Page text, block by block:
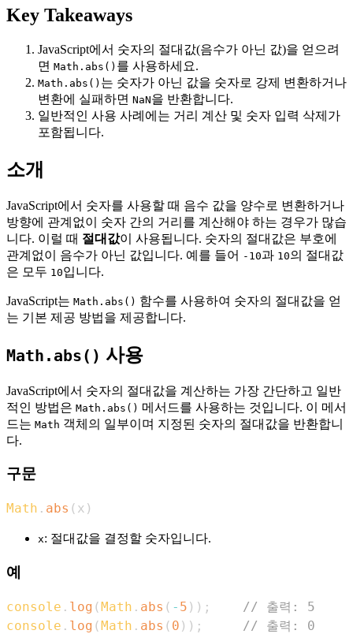
Key Takeaways
JavaScript에서 숫자의 절대값(음수가 아닌 값)을 얻으려
면 Math.abs() 를 사용하세요.
Math.abs() 는 숫자가 아닌 값을 숫자로 강제 변환하거나
변환에 실패하면 NaN을 반환합니다.
일반적인 사용 사례에는 거리 계산 및 숫자 입력 삭제가
포함됩니다.
소개
JavaScript에서 숫자를 사용할 때 음수 값을 양수로 변환하거나
방향에 관계없이 숫자 간의 거리를 계산해야 하는 경우가 많습
니다. 이럴 때 절대값이 사용됩니다. 숫자의 절대값은 부호에
관계없이 음수가 아닌 값입니다. 예를 들어 -10과 10의 절대값
은 모두 10입니다.
JavaScript는 Math.abs() 함수를 사용하여 숫자의 절대값을 얻
는 기본 제공 방법을 제공합니다.
Math.abs() 사용
JavaScript에서 숫자의 절대값을 계산하는 가장 간단하고 일반
적인 방법은 Math.abs() 메서드를 사용하는 것입니다. 이 메서
드는 Math 객체의 일부이며 지정된 숫자의 절대값을 반환합니
다.
구문
Math . abs ( x )
x: 절대값을 결정할 숫자입니다.
예
console . log (Math . abs ( - 5 ) ) ;
// 출력: 5
console . log (Math . abs ( 0 ) ) ;
// 출력: 0